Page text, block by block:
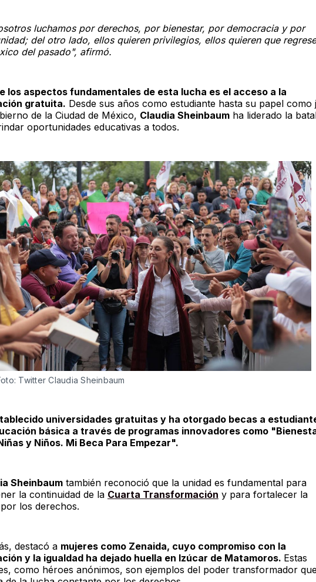
luchamos por derechos, por bienestar, por democracia y por
del otro lado, ellos quieren privilegios, ellos quieren que
del pasado", afirmó.
los aspectos fundamentales de esta lucha es el acceso a la
gratuita. Desde sus años como estudiante hasta su papel como
de la Ciudad de México, Claudia Sheinbaumha liderado la
oportunidades educativas a todos.
Twitter Claudia Sheinbaum
universidades gratuitas y ha otorgado becas a
básica a través de programas innovadores como
y Niños. Mi Beca Para Empezar".
Sheinbaumtambién reconoció que la unidad es fundamental para
la continuidad de la Cuarta Transformación y para fortalecer la
los derechos.
destacó a mujeres como Zenaida, cuyo compromiso con la
y la igualdad ha dejado huella en Izúcar de Matamoros. Estas
como héroes anónimos, son ejemplos del poder transformador